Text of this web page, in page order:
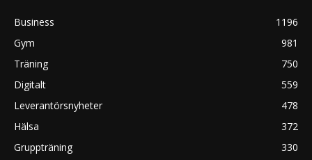
Business
1196
Gym
981
Träning
750
Digitalt
559
Leverantörsnyheter
478
Hälsa
372
Gruppträning
330